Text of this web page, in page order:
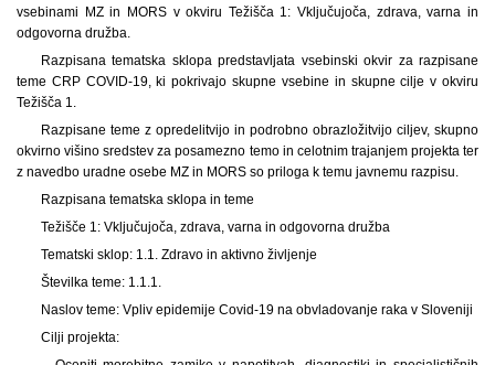
vsebinami MZ in MORS v okviru Težišča 1: Vključujoča, zdrava, varna in
odgovorna družba.
Razpisana tematska sklopa predstavljata vsebinski okvir za razpisane
teme CRP COVID-19, ki pokrivajo skupne vsebine in skupne cilje v okviru
Težišča 1.
Razpisane teme z opredelitvijo in podrobno obrazložitvijo ciljev, skupno
okvirno višino sredstev za posamezno temo in celotnim trajanjem projekta ter
z navedbo uradne osebe MZ in MORS so priloga k temu javnemu razpisu.
Razpisana tematska sklopa in teme
Težišče 1: Vključujoča, zdrava, varna in odgovorna družba
Tematski sklop: 1.1. Zdravo in aktivno življenje
Številka teme: 1.1.1.
Naslov teme: Vpliv epidemije Covid-19 na obvladovanje raka v Sloveniji
Cilji projekta: